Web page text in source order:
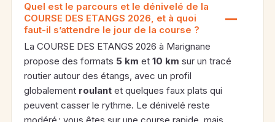
Quel est le parcours et le dénivelé de la
COURSE DES ETANGS 2026, et à quoi
faut-il s’attendre le jour de la course ?
La COURSE DES ETANGS 2026 à Marignane
propose des formats 5 km et 10 km sur un tracé
routier autour des étangs, avec un profil
globalement roulant et quelques faux plats qui
peuvent casser le rythme. Le dénivelé reste